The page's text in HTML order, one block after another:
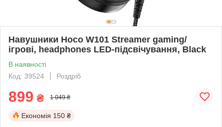
Навушники Hoco W101 Streamer gaming/
ігрові, headphones LED-підсвічування, Black
В наявності
Код: 39524
Роздріб
899 ₴ 1 049 ₴
Економія 150 ₴